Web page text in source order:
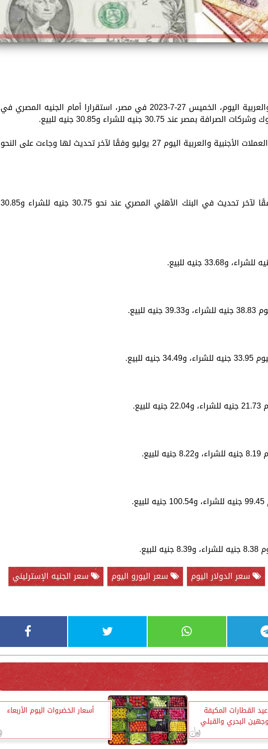
سجّلت أسعار العملات الأجنبية والعربية اليوم، الخميس 27-7-2023 في مصر، استقرارا أمام الجنيه المصري في
عند 30.75 جنيه للشراء و30.85 جنيه للبيع.
وبالتالي ترصد «الزمان»، أسعار العملات الأجنبية والعربية اليوم 27 يوليو وفقًا لآخر تحديث لها وجاءت على النحو
سجل سعر الدولار الأمريكي وفقًا لآخر تحديث في البنك الأهلي المصري عند نحو 30.75 جنيه للشراء و30.85
للبيع.
سعر الدولار اليوم سعر اليورو اليوم
سعر الجنيه الإسترليني
القطارات المكيفة
البحري والقبلي
أسعار الخضروات اليوم الأربعاء